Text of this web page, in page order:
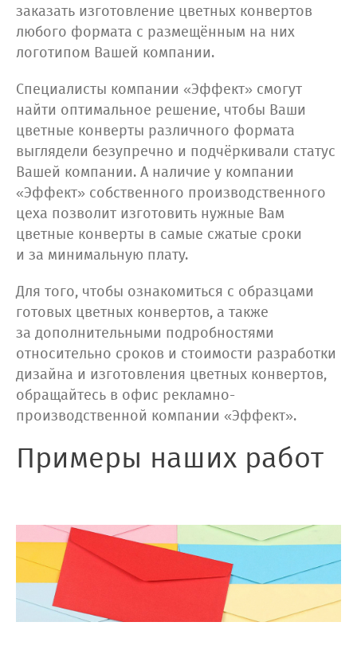
заказать изготовление цветных конвертов
любого формата с размещённым на них
логотипом Вашей компании.
Специалисты компании «Эффект» смогут
найти оптимальное решение, чтобы Ваши
цветные конверты различного формата
выглядели безупречно и подчёркивали статус
Вашей компании. А наличие у компании
«Эффект» собственного производственного
цеха позволит изготовить нужные Вам
цветные конверты в самые сжатые сроки
и за минимальную плату.
Для того, чтобы ознакомиться с образцами
готовых цветных конвертов, а также
за дополнительными подробностями
относительно сроков и стоимости разработки
дизайна и изготовления цветных конвертов,
обращайтесь в офис рекламно-
производственной компании «Эффект».
Примеры наших работ